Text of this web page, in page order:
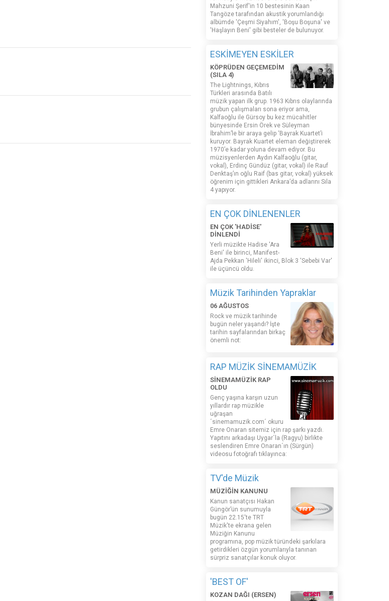
Mahzuni Şerif'in 10 bestesinin Kaan
Tangöze tarafından akustik yorumlandığı
albümde 'Çeşmi Siyahım', 'Boşu Boşuna' ve
'Haşlayın Beni' gibi besteler de bulunuyor.
ESKİMEYEN ESKİLER
KÖPRÜDEN GEÇEMEDİM
(SILA 4)
The Lightnings, Kıbrıs
Türkleri arasında Batılı
müzik yapan ilk grup. 1963 Kıbrıs olaylarında
grubun çalışmaları sona eriyor ama,
Kalfaoğlu ile Gürsoy bu kez mücahitler
bünyesinde Ersin Örek ve Süleyman
İbrahim’le bir araya gelip ‘Bayrak Kuartet’i
kuruyor. Bayrak Kuartet eleman değiştirerek
1970’e kadar yoluna devam ediyor. Bu
müzisyenlerden Aydın Kalfaoğlu (gitar,
vokal), Erdinç Gündüz (gitar, vokal) ile Rauf
Denktaş’ın oğlu Raif (bas gitar, vokal) yüksek
öğrenim için gittikleri Ankara’da adlarını Sıla
4 yapıyor.
EN ÇOK DİNLENENLER
EN ÇOK 'HADİSE'
DİNLENDİ
Yerli müzikte Hadise 'Ara
Beni' ile birinci, Manifest-
Ajda Pekkan 'Hileli' ikinci, Blok 3 'Sebebi Var'
ile üçüncü oldu.
Müzik Tarihinden Yapraklar
06 AĞUSTOS
Rock ve müzik tarihinde
bugün neler yaşandı? İşte
tarihin sayfalarından birkaç
önemli not:
RAP MÜZİK SİNEMAMÜZİK
SİNEMAMÜZİK RAP
OLDU
Genç yaşına karşın uzun
yıllardır rap müzikle
uğraşan
´sinemamuzik.com´ okuru
Emre Onaran sitemiz için rap şarkı yazdı.
Yapıtını arkadaşı Uygar´la (Ragyu) birlikte
seslendiren Emre Onaran´ın (Sürgün)
videosu fotoğrafı tıklayınca:
TV'de Müzik
MÜZİĞİN KANUNU
Kanun sanatçısı Hakan
Güngör’ün sunumuyla
bugün 22.15'te TRT
Müzik'te ekrana gelen
Müziğin Kanunu
programına, pop müzik türündeki şarkılara
getirdikleri özgün yorumlarıyla tanınan
sürpriz sanatçılar konuk oluyor.
'BEST OF'
KOZAN DAĞI (ERSEN)